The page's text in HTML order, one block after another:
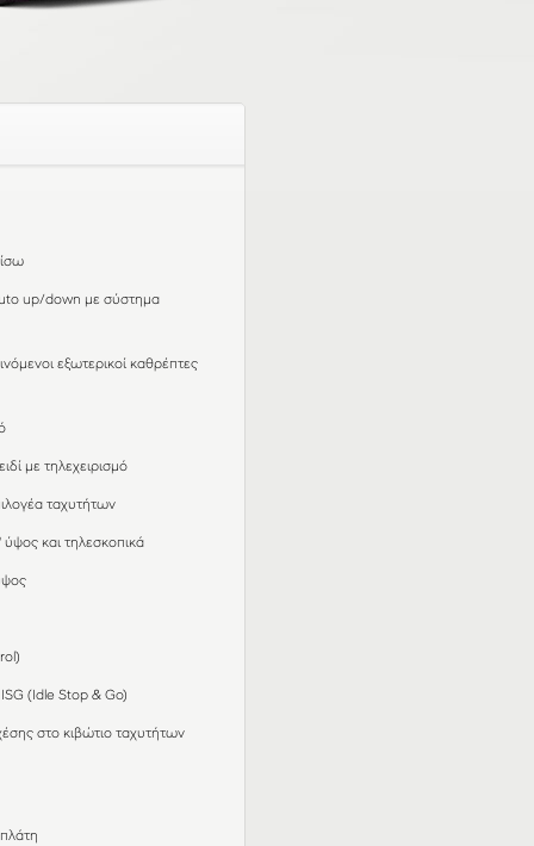
up/down με σύστημα
εξωτερικοί καθρέπτες
με τηλεχειρισμό
ταχυτήτων
και τηλεσκοπικά
(Idle Stop & Go)
στο κιβώτιο ταχυτήτων